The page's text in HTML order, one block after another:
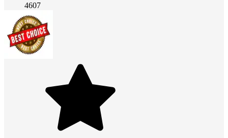
4607